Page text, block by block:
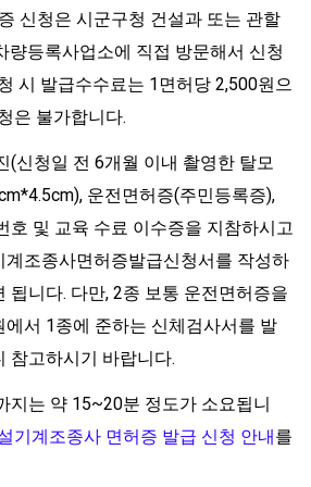
신청은 시군구청 건설과 또는 관할
량등록사업소에 직접 방문해서 신청
시 발급수수료는 1면허당 2,500원으
은 불가합니다.
(신청일 전 6개월 이내 촬영한 탈모
운전면허증(주민등록증),
호 및 교육 수료 이수증을 지참하시고
계조종사면허증발급신청서를 작성하
됩니다. 다만, 2종 보통 운전면허증을
서 1종에 준하는 신체검사서를 발
참고하시기 바랍니다.
지는 약 15~20분 정도가 소요됩니
기계조종사 면허증 발급 신청 안내 를